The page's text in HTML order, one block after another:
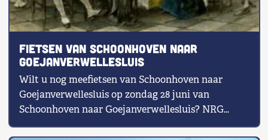
Fietsen van Schoonhoven naar
Goejanverwellesluis
Wilt u nog meefietsen van Schoonhoven naar
Goejanverwellesluis op zondag 28 juni van
Schoonhoven naar Goejanverwellesluis? NRG
zorgt voor een […]